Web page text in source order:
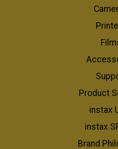
Product
instax
instax
Brand